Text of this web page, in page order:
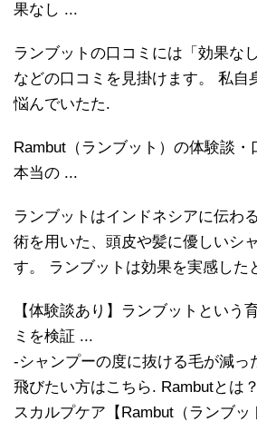
果なし ...
ランブットの口コミには「効果な
などの口コミを見掛けます。 私自
悩んでいたた.
Rambut（ランブット）の体験談・
本当の ...
ランブットはインドネシアに伝わ
術を用いた、頭皮や髪に優しいシ
す。 ランブットは効果を実感した
【体験談あり】ランブットという
ミを検証 ...
-シャンプーの度に抜ける毛が減
飛びたい方はこちら. Rambutとは
スカルプケア【Rambut（ランブッ